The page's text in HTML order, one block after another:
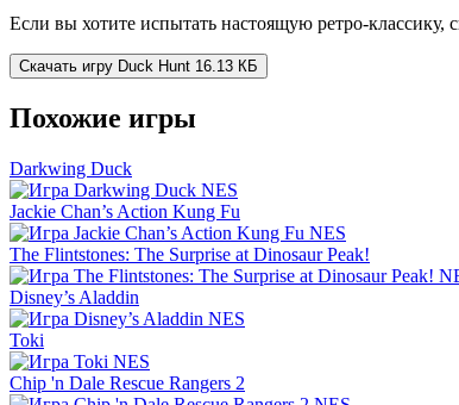
Если вы хотите испытать настоящую ретро-классику,
Скачать игру Duck Hunt 16.13 КБ
Похожие игры
Darkwing Duck
Jackie Chan’s Action Kung Fu
The Flintstones: The Surprise at Dinosaur Peak!
Disney’s Aladdin
Toki
Chip 'n Dale Rescue Rangers 2